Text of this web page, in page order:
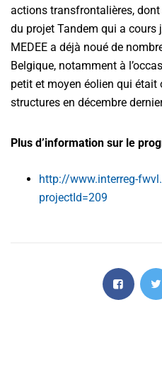
actions transfrontalières,
du projet Tandem qui a cours
MEDEE a déjà noué de
Belgique, notamment à
petit et moyen éolien qui était
structures en décembre
Plus d’information sur le
http://www.interreg-
projectId=209